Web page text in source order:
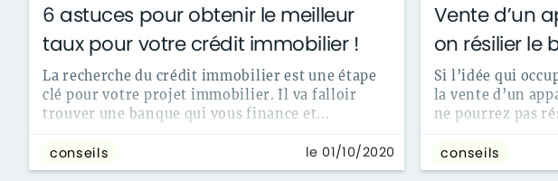
6 astuces pour obtenir le meilleur
taux pour votre crédit immobilier !
La recherche du crédit immobilier est une étape
clé pour votre projet immobilier. Il va falloir
trouver une banque qui vous finance et...
conseils le 01/10/2020
Vente d’un
on résilier le
Si l’idée qui
la vente d’un
ne pourrez pas
conseils